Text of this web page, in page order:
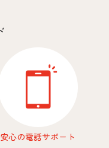
安心の電話サポート